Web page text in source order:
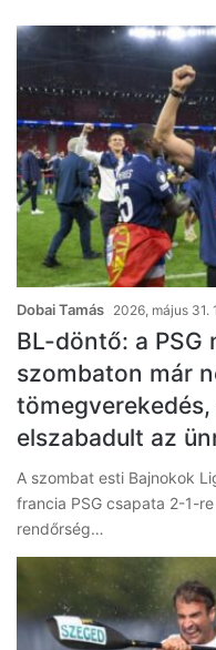
Dobai Tamás 2026, május 31.
BL-döntő: a PSG
szombaton már
elszabadult az
A szombat esti Bajnokok
francia PSG csapata 2-1-
rendőrség…